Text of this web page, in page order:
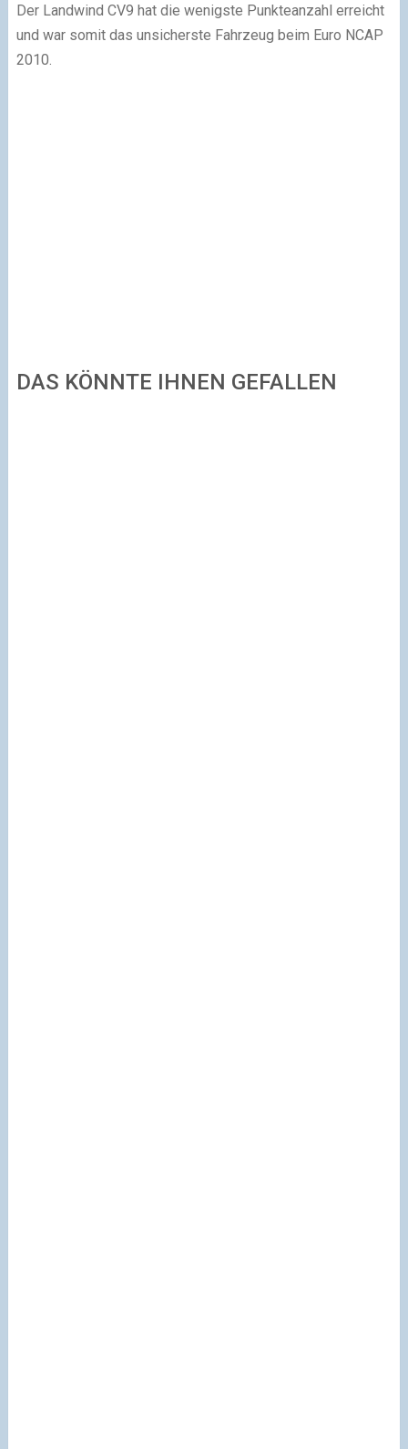
Der Landwind CV9 hat die wenigste Punkteanzahl erreicht
und war somit das unsicherste Fahrzeug beim Euro NCAP
2010.
DAS KÖNNTE IHNEN GEFALLEN